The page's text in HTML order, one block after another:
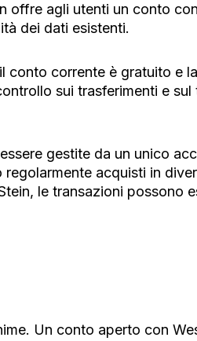
offre agli utenti un conto
dei dati esistenti.
conto corrente è gratuito e
sui trasferimenti e
gestite da un unico
acquisti in
le transazioni possono
Un conto aperto con